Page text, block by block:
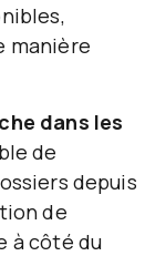
manière
dans les
de
depuis
de
à côté du